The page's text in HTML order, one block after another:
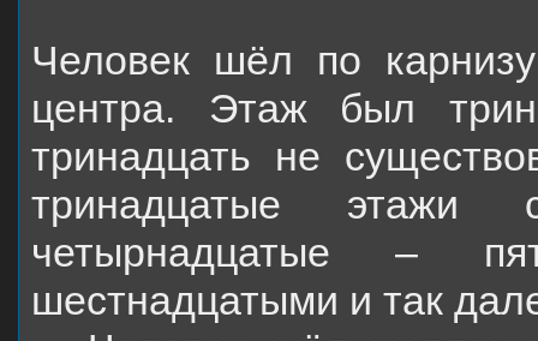
Человек шёл по
центра. Этаж был
тринадцать не
тринадцатые этажи
четырнадцатые –
шестнадцатыми и так